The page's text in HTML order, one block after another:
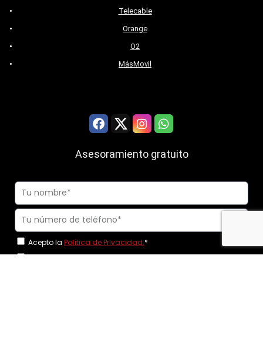
Telecable
Orange
O2
MásMovil
Asesoramiento gratuito
Acepto la Política de Privacidad.*